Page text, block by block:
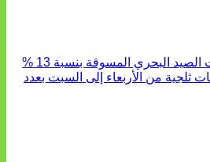
البحري المسوقة بنسبة 13 %
ثلجية من الأربعاء إلى السبت بعدد